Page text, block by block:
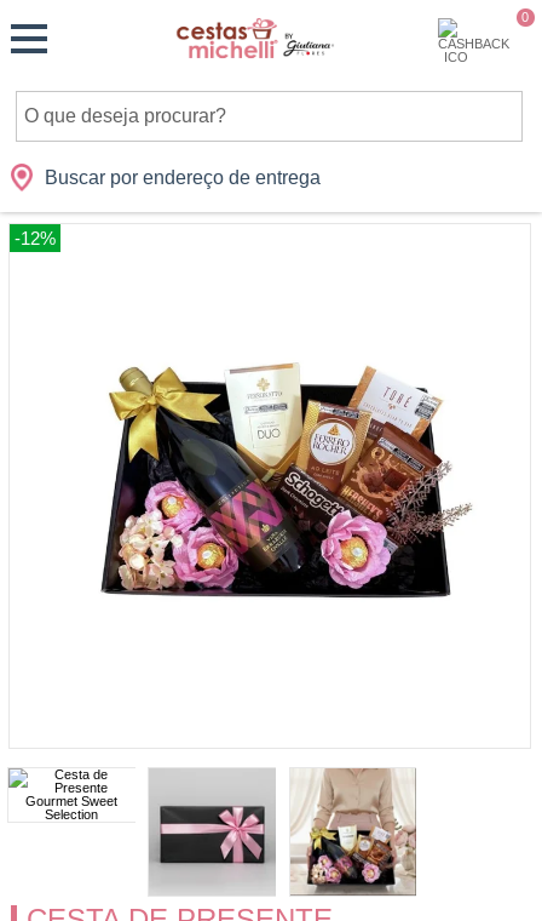
0
Buscar por endereço de entrega
Cidades Presentes Datas Shopping
Monte
sua
Cesta
-12%